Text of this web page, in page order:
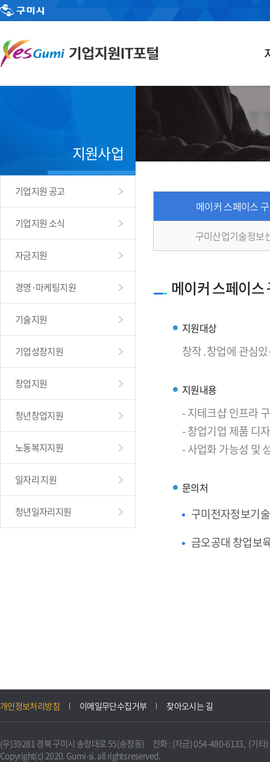
지원사업
기업지원 공고
기업지원 소식
자금지원
경영·마케팅지원
기술지원
기업성장지원
창업지원
청년창업지원
노동복지지원
일자리 지원
청년일자리지원
메이커 스페이스
구미산업기술정보
메이커 스페이
지원대상
창작․창업에 관심
지원내용
- 지테크샵 인프라
- 창업기업 제품 디
- 사업화 가능성 및
문의처
구미전자정보기
금오공대 창업보
개인정보처리방침 이메일무단수집거부 찾아오시는 길
(우)39281 경북 구미시 송정대로 55(송정동) 전화 : (자금) 054-480-6133, (기타
Copyright(c) 2020. Gumi-si. all rights reserved.